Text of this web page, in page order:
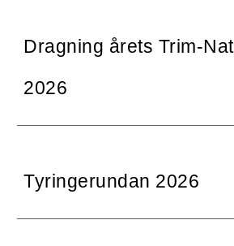
Dragning årets Trim-
2026
Tyringerundan 2026